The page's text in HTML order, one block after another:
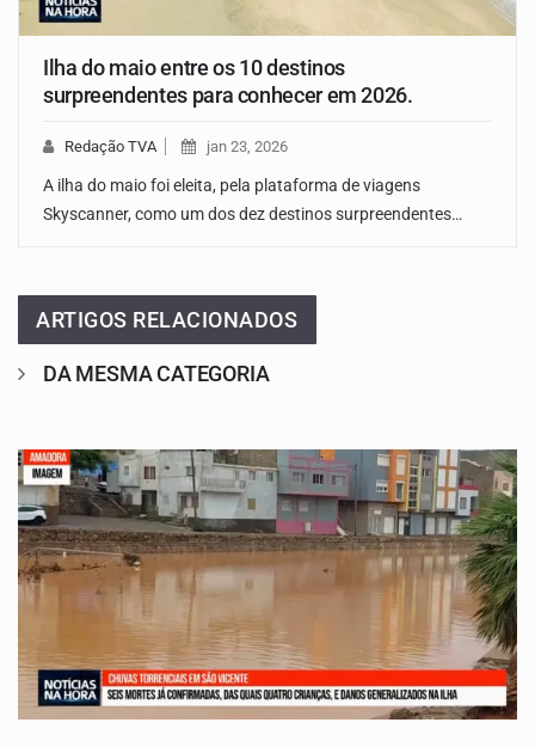
Ilha do maio entre os 10 destinos
surpreendentes para conhecer em 2026.
Redação TVA jan 23, 2026
A ilha do maio foi eleita, pela plataforma de viagens
Skyscanner, como um dos dez destinos surpreendentes…
ARTIGOS RELACIONADOS
DA MESMA CATEGORIA